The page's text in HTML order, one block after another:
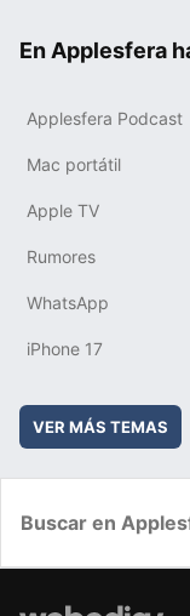
En Applesfera
Applesfera Podcast
Mac portátil
Apple TV
Rumores
WhatsApp
iPhone 17
VER MÁS TEMAS